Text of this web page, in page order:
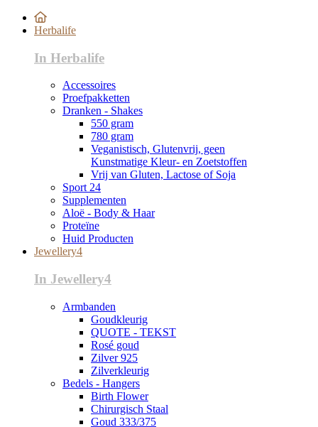
Herbalife
In Herbalife
Accessoires
Proefpakketten
Dranken - Shakes
550 gram
780 gram
Veganistisch, Glutenvrij, geen
Kunstmatige Kleur- en Zoetstoffen
Vrij van Gluten, Lactose of Soja
Sport 24
Supplementen
Aloë - Body & Haar
Proteïne
Huid Producten
Jewellery4
In Jewellery4
Armbanden
Goudkleurig
QUOTE - TEKST
Rosé goud
Zilver 925
Zilverkleurig
Bedels - Hangers
Birth Flower
Chirurgisch Staal
Goud 333/375